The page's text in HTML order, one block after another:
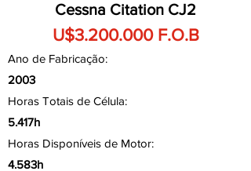
Cessna Citation CJ2
U$3.200.000 F.O.B
Ano de Fabricação:
2003
Horas Totais de Célula:
5.417h
Horas Disponíveis de Motor:
4.583h